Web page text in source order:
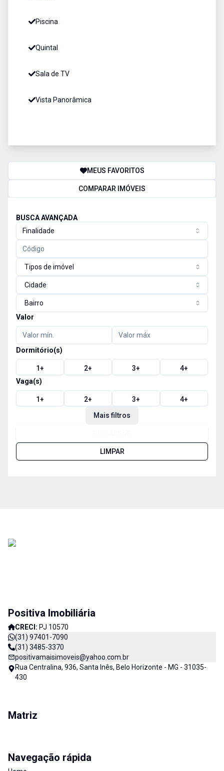
Piscina
Quintal
Sala de TV
Vista Panorâmica
MEUS FAVORITOS
COMPARAR IMÓVEIS
BUSCA AVANÇADA
Finalidade
Tipos de imóvel
Cidade
Bairro
Valor
Dormitório(s)
1+ 2+ 3+ 4+
Vaga(s)
1+ 2+ 3+ 4+
Mais filtros
LIMPAR
Positiva Imobiliária
CRECI: PJ 10570
(31) 97401-7090
(31) 3485-3370
positivamaisimoveis@yahoo.com.br
Rua Centralina, 936, Santa Inês, Belo Horizonte - MG - 31035-
430
Matriz
Navegação rápida